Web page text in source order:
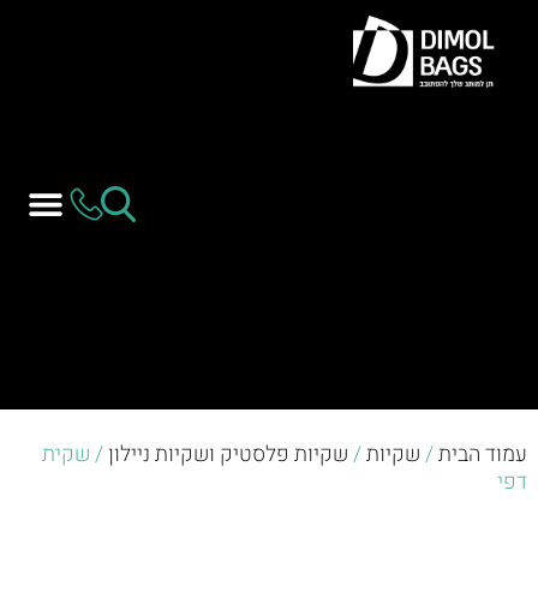
עמוד הבית/שקיות/שקיות פלסטיק ושקיות ניילון/ שקית
דפי